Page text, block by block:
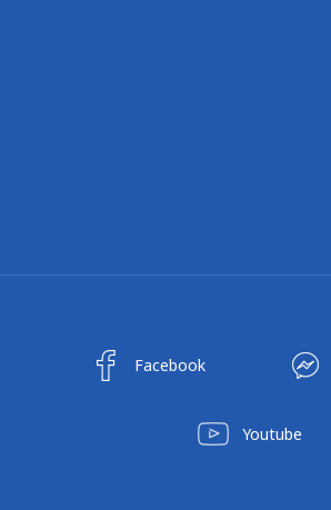
Facebook
Youtube